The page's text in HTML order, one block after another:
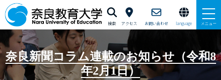
検索 アクセス お問い合わせ language メニュー
新理数ニュース
新理数プログラム（SST養成）
奈良新聞コラム連載のお知らせ（令和8
年2月1日）